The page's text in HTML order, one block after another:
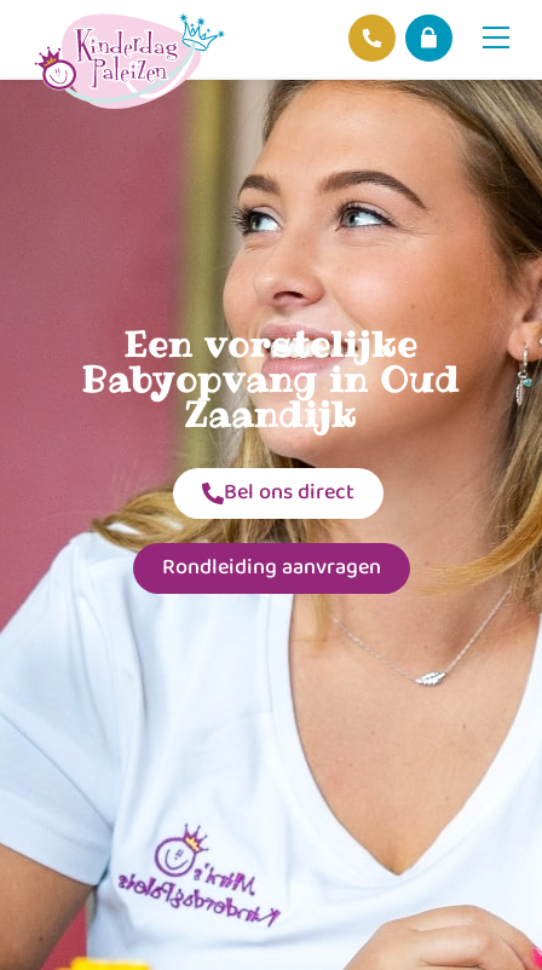
Een vorstelijke
Babyopvang in Oud
Zaandijk
Bel ons direct
Rondleiding aanvragen